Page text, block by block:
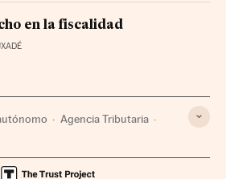
en la fiscalidad
Agencia Tributaria
públicas Empresas